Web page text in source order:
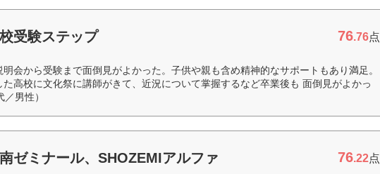
受験ステップ 76.76点
明会から受験まで面倒見がよかった。子供や親も含め精神的なサポートもあり満足。
た高校に文化祭に講師がきて、近況について掌握するなど卒業後も 面倒見がよかっ
男性）
ゼミナール、SHOZEMIアルファ 76.22点